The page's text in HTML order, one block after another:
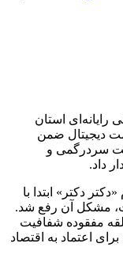
استان
دیجیتال ضمن
محدودیت، نسبت به ۴۸ ساعت سردرگمی و
داد.
دکتر» ابتدا با
و خوشبختانه پس از ۴۸ ساعت، مشکل آن رفع شد.
مفقوده شفافیت
اعتماد به اقتصاد